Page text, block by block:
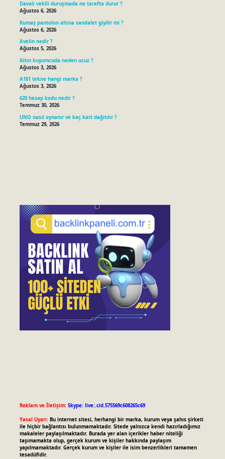
Davalı vekili duruşmada ne tarafta durur ?
Ağustos 6, 2026
Kumaş pantolon altına sandalet giyilir mi ?
Ağustos 6, 2026
Avelin nedir ?
Ağustos 5, 2026
Altın kuyumcuda neden ucuz ?
Ağustos 3, 2026
A101 tekne hangi marka ?
Ağustos 3, 2026
620 hesap kodu nedir ?
Temmuz 30, 2026
UNO nasıl oynanır ve kaç kart dağıtılır ?
Temmuz 29, 2026
Reklam ve İletişim: Skype: live:.cid.575569c608265c69
Yasal Uyarı: Bu internet sitesi, herhangi bir marka, kurum veya şahıs şirketi
ile hiçbir bağlantısı bulunmamaktadır. Sitede yalnızca kendi hazırladığımız
makaleler paylaşılmaktadır. Burada yer alan içerikler haber niteliği
taşımamakta olup, gerçek kurum ve kişiler hakkında paylaşım
yapılmamaktadır. Gerçek kurum ve kişiler ile isim benzerlikleri tamamen
tesadüfidir.